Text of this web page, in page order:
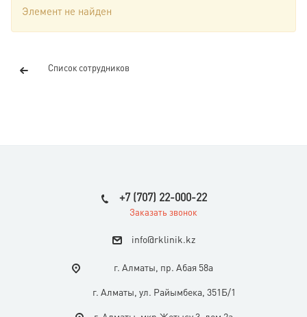
Элемент не найден
Список сотрудников
+7 (707) 22-000-22
Заказать звонок
info@rklinik.kz
г. Алматы, пр. Абая 58а
г. Алматы, ул. Райымбека, 351Б/1